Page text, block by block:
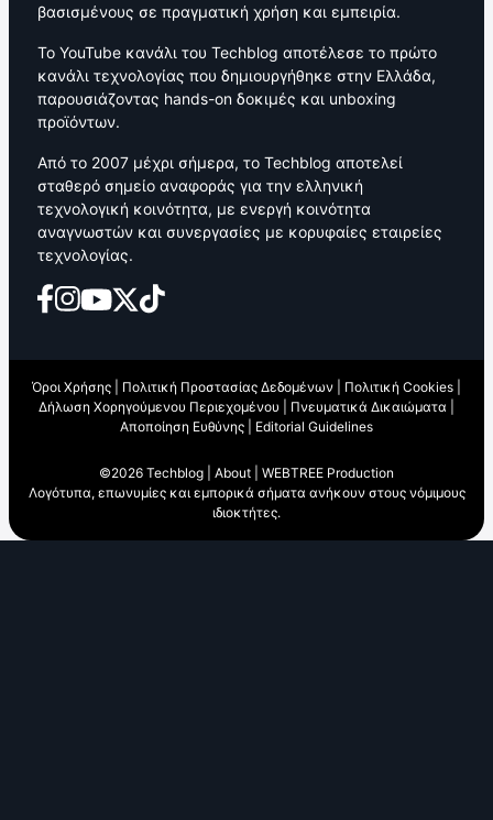
βασισμένους σε πραγματική χρήση και εμπειρία.
Το YouTube κανάλι του Techblog αποτέλεσε το πρώτο
κανάλι τεχνολογίας που δημιουργήθηκε στην Ελλάδα,
παρουσιάζοντας hands-on δοκιμές και unboxing
προϊόντων.
Από το 2007 μέχρι σήμερα, το Techblog αποτελεί
σταθερό σημείο αναφοράς για την ελληνική
τεχνολογική κοινότητα, με ενεργή κοινότητα
αναγνωστών και συνεργασίες με κορυφαίες εταιρείες
τεχνολογίας.
Όροι Χρήσης Πολιτική Προστασίας Δεδομένων Πολιτική Cookies
Δήλωση Χορηγούμενου Περιεχομένου
Πνευματικά Δικαιώματα
Αποποίηση Ευθύνης
Editorial Guidelines
©2026 Techblog | About
WEBTREE Production
Λογότυπα, επωνυμίες και εμπορικά σήματα ανήκουν στους νόμιμους
ιδιοκτήτες.